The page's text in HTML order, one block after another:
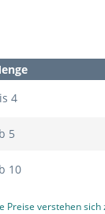
4
5
10
Preise verstehen sich